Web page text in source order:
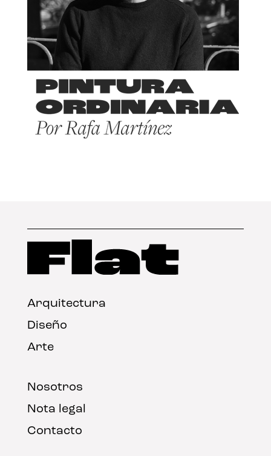
Arquitectura
Diseño
Arte
Nosotros
Nota legal
Contacto